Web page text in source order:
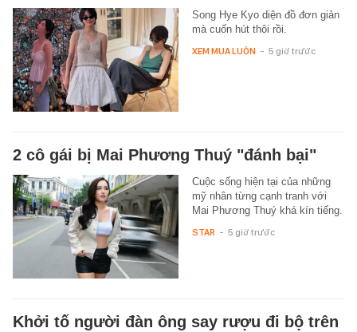
Song Hye Kyo diện đồ đơn giản
mà cuốn hút thôi rồi.
XEM MUA LUÔN - 5 giờ trước
2 cô gái bị Mai Phương Thuý "đánh bại"
Cuộc sống hiện tại của những
mỹ nhân từng cạnh tranh với
Mai Phương Thuý khá kín tiếng.
STAR - 5 giờ trước
Khởi tố người đàn ông say rượu đi bộ trên